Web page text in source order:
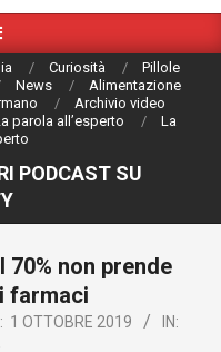
Curiosità
Pillole
News
Alimentazione
Archivio video
parola all’esperto
La
PODCAST SU
non prende
farmaci
1 OTTOBRE 2019
IN: